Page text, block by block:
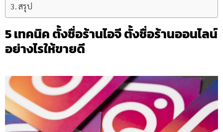
สรุป
5 เทคนิค ตั้งชื่อร้านไอจี ตั้งชื่อร้านออนไลน์
อย่างไรให้ขายดี